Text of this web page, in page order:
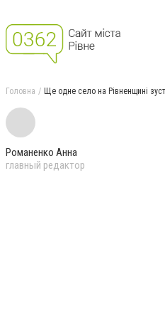
Головна Ще одне село на Рівненщині
Романенко Анна
главный редактор